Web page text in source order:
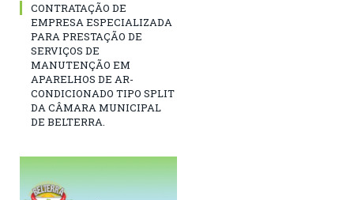
CONTRATAÇÃO DE
EMPRESA ESPECIALIZADA
PARA PRESTAÇÃO DE
SERVIÇOS DE
MANUTENÇÃO EM
APARELHOS DE AR-
CONDICIONADO TIPO SPLIT
DA CÂMARA MUNICIPAL
DE BELTERRA.